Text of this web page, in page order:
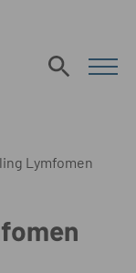
Lymfomen